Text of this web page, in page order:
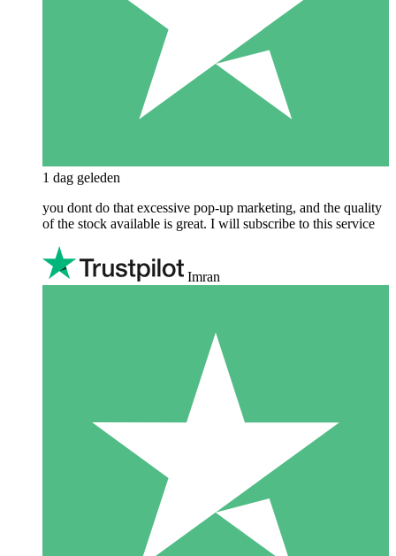
1 dag geleden
you dont do that excessive pop-up marketing, and the quality
of the stock available is great. I will subscribe to this service
Imran